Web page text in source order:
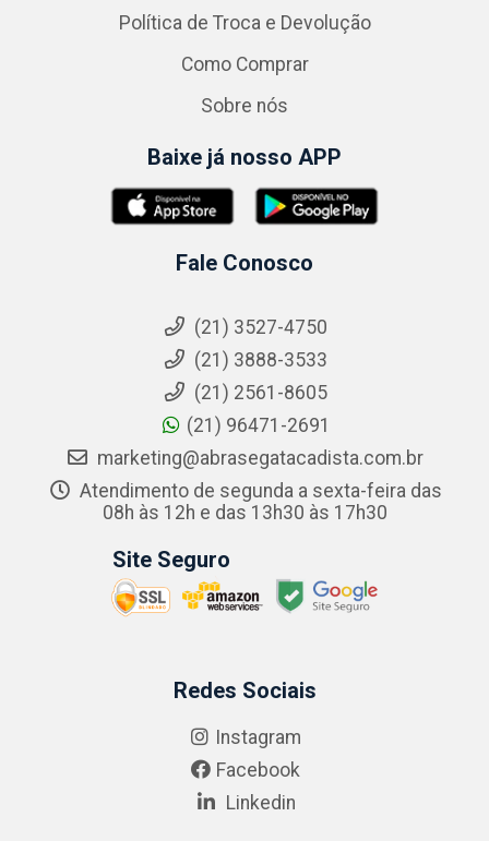
Política de Troca e Devolução
Como Comprar
Sobre nós
Baixe já nosso APP
Fale Conosco
(21) 3527-4750
(21) 3888-3533
(21) 2561-8605
(21) 96471-2691
marketing@abrasegatacadista.com.br
Atendimento de segunda a sexta-feira das
08h às 12h e das 13h30 às 17h30
Site Seguro
Redes Sociais
Instagram
Facebook
Linkedin